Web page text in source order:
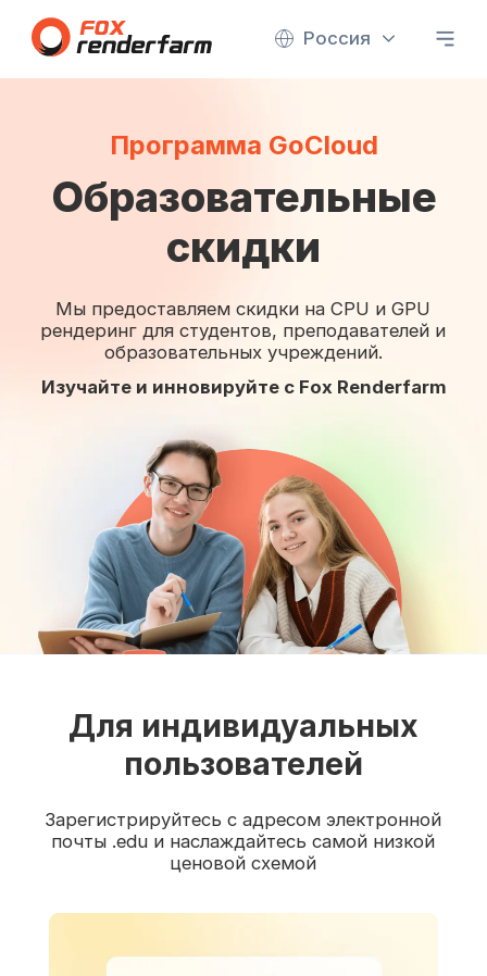
Россия
Программа GoCloud
Образовательные
скидки
Мы предоставляем скидки на CPU и GPU
рендеринг для студентов, преподавателей и
образовательных учреждений.
Изучайте и инновируйте с Fox Renderfarm
Для индивидуальных
пользователей
Зарегистрируйтесь с адресом электронной
почты .edu и наслаждайтесь самой низкой
ценовой схемой